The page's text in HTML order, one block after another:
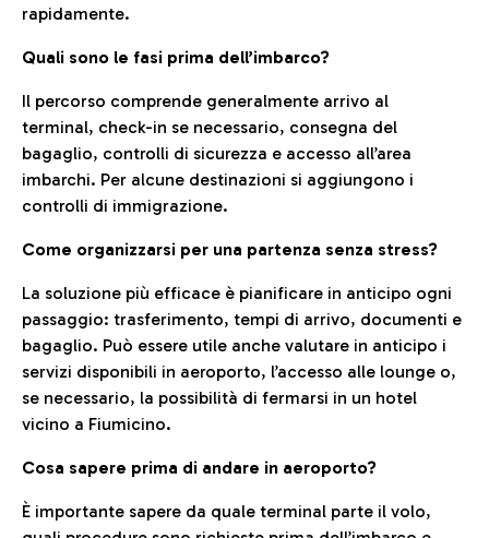
rapidamente.
Quali sono le fasi prima dell’imbarco?
Il percorso comprende generalmente arrivo al
terminal, check-in se necessario, consegna del
bagaglio, controlli di sicurezza e accesso all’area
imbarchi. Per alcune destinazioni si aggiungono i
controlli di immigrazione.
Come organizzarsi per una partenza senza stress?
La soluzione più efficace è pianificare in anticipo ogni
passaggio: trasferimento, tempi di arrivo, documenti e
bagaglio. Può essere utile anche valutare in anticipo i
servizi disponibili in aeroporto, l’accesso alle lounge o,
se necessario, la possibilità di fermarsi in un hotel
vicino a Fiumicino.
Cosa sapere prima di andare in aeroporto?
È importante sapere da quale terminal parte il volo,